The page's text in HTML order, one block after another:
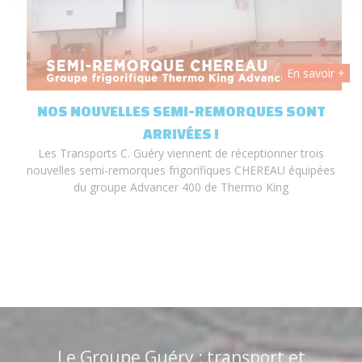
En savoir +
NOUVELLES SEMI-REMORQUES SONT
ARRIVÉES !
C. Guéry viennent de réceptionner trois
semi-remorques frigorifiques CHEREAU équipées
du groupe Advancer 400 de Thermo King
OFFRE
Les
H/F en
Le Groupe Guéry : transport et